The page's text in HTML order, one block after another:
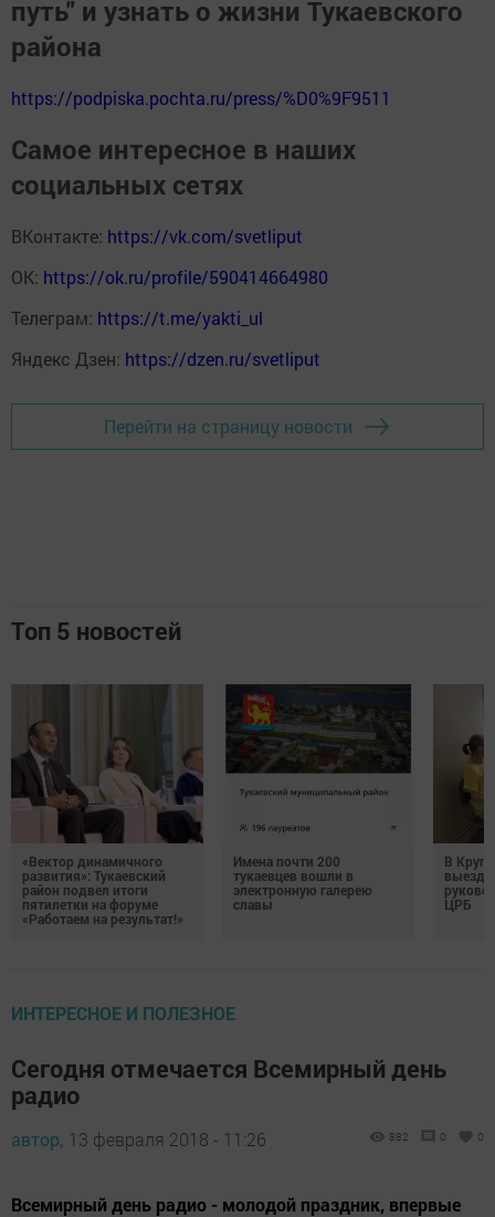
путь" и узнать о жизни Тукаевского
района
https://podpiska.pochta.ru/press/%D0%9F9511
Самое интересное в наших
социальных сетях
ВКонтакте: https://vk.com/svetliput
ОК: https://ok.ru/profile/590414664980
Телеграм: https://t.me/yakti_ul
Яндекс Дзен: https://dzen.ru/svetliput
Перейти на страницу новости
Топ 5 новостей
«Вектор динамичного
развития»: Тукаевский
район подвел итоги
пятилетки на форуме
«Работаем на результат!»
Имена почти 200
тукаевцев вошли в
электронную галерею
славы
В
ЦРБ
ИНТЕРЕСНОЕ И ПОЛЕЗНОЕ
Сегодня отмечается Всемирный день
радио
автор, 13 февраля 2018 - 11:26 882 0 0
Всемирный день радио - молодой праздник, впервые